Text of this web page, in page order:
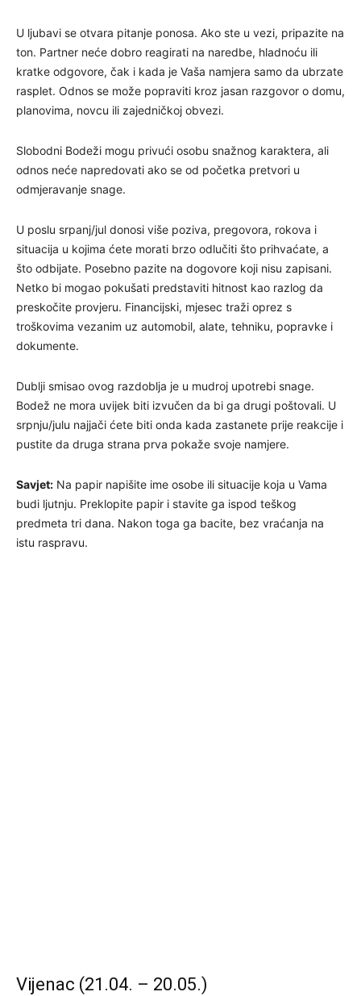
U ljubavi se otvara pitanje ponosa. Ako ste u vezi, pripazite na
ton. Partner neće dobro reagirati na naredbe, hladnoću ili
kratke odgovore, čak i kada je Vaša namjera samo da ubrzate
rasplet. Odnos se može popraviti kroz jasan razgovor o domu,
planovima, novcu ili zajedničkoj obvezi.
Slobodni Bodeži mogu privući osobu snažnog karaktera, ali
odnos neće napredovati ako se od početka pretvori u
odmjeravanje snage.
U poslu srpanj/jul donosi više poziva, pregovora, rokova i
situacija u kojima ćete morati brzo odlučiti što prihvaćate, a
što odbijate. Posebno pazite na dogovore koji nisu zapisani.
Netko bi mogao pokušati predstaviti hitnost kao razlog da
preskočite provjeru. Financijski, mjesec traži oprez s
troškovima vezanim uz automobil, alate, tehniku, popravke i
dokumente.
Dublji smisao ovog razdoblja je u mudroj upotrebi snage.
Bodež ne mora uvijek biti izvučen da bi ga drugi poštovali. U
srpnju/julu najjači ćete biti onda kada zastanete prije reakcije i
pustite da druga strana prva pokaže svoje namjere.
Savjet: Na papir napišite ime osobe ili situacije koja u Vama
budi ljutnju. Preklopite papir i stavite ga ispod teškog
predmeta tri dana. Nakon toga ga bacite, bez vraćanja na
istu raspravu.
Vijenac (21.04. – 20.05.)